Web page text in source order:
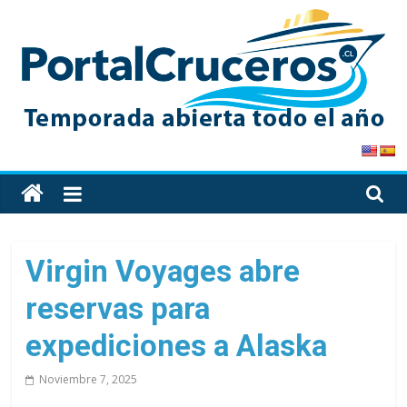
content
PortalCruceros
Toda
la
de
cruceros
en
un
solo
Virgin Voyages abre
reservas para
expediciones a Alaska
Noviembre 7, 2025